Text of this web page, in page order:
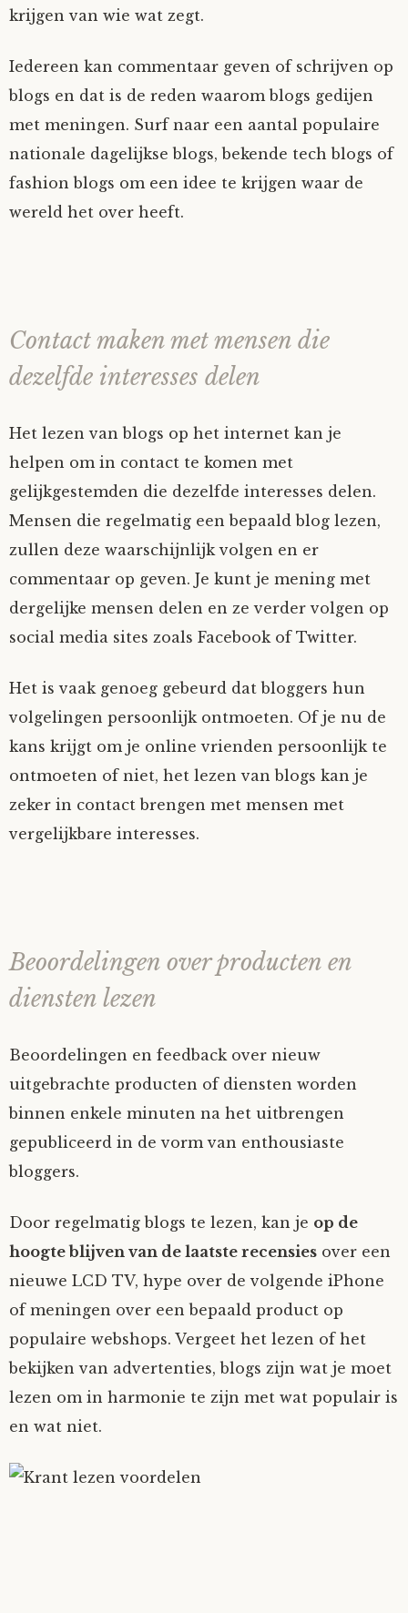
krijgen van wie wat zegt.
Iedereen kan commentaar geven of schrijven op
blogs en dat is de reden waarom blogs gedijen
met meningen. Surf naar een aantal populaire
nationale dagelijkse blogs, bekende tech blogs of
fashion blogs om een idee te krijgen waar de
wereld het over heeft.
Contact maken met mensen die
dezelfde interesses delen
Het lezen van blogs op het internet kan je
helpen om in contact te komen met
gelijkgestemden die dezelfde interesses delen.
Mensen die regelmatig een bepaald blog lezen,
zullen deze waarschijnlijk volgen en er
commentaar op geven. Je kunt je mening met
dergelijke mensen delen en ze verder volgen op
social media sites zoals Facebook of Twitter.
Het is vaak genoeg gebeurd dat bloggers hun
volgelingen persoonlijk ontmoeten. Of je nu de
kans krijgt om je online vrienden persoonlijk te
ontmoeten of niet, het lezen van blogs kan je
zeker in contact brengen met mensen met
vergelijkbare interesses.
Beoordelingen over producten en
diensten lezen
Beoordelingen en feedback over nieuw
uitgebrachte producten of diensten worden
binnen enkele minuten na het uitbrengen
gepubliceerd in de vorm van enthousiaste
bloggers.
Door regelmatig blogs te lezen, kan je op de
hoogte blijven van de laatste recensies over een
nieuwe LCD TV, hype over de volgende iPhone
of meningen over een bepaald product op
populaire webshops. Vergeet het lezen of het
bekijken van advertenties, blogs zijn wat je moet
lezen om in harmonie te zijn met wat populair is
en wat niet.